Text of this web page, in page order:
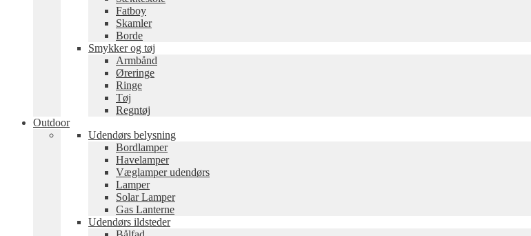
Fatboy
Skamler
Borde
Smykker og tøj
Armbånd
Øreringe
Ringe
Tøj
Regntøj
Outdoor
Udendørs belysning
Bordlamper
Havelamper
Væglamper udendørs
Lamper
Solar Lamper
Gas Lanterne
Udendørs ildsteder